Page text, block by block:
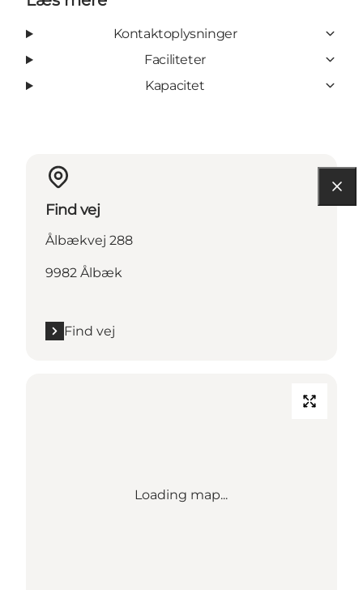
Kontaktoplysninger
Faciliteter
Kapacitet
Find vej
Ålbækvej 288
9982 Ålbæk
Find vej
Loading map...